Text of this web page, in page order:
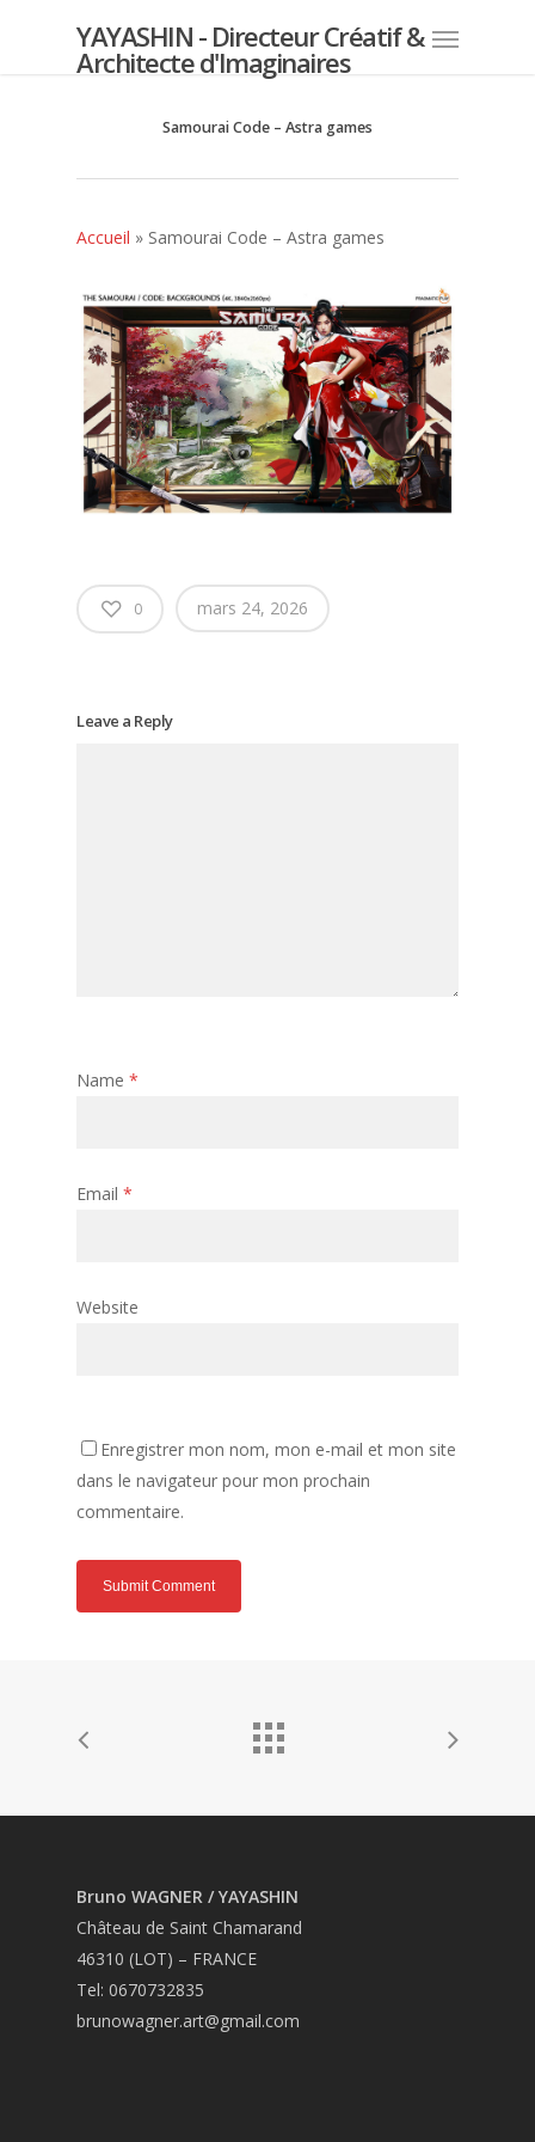
YAYASHIN - Directeur Créatif &
Architecte d'Imaginaires
Samourai Code – Astra games
Accueil » Samourai Code – Astra games
0 mars 24, 2026
Leave a Reply
Name *
Email *
Website
Enregistrer mon nom, mon e-mail et mon site
dans le navigateur pour mon prochain
commentaire.
Bruno WAGNER / YAYASHIN
Château de Saint Chamarand
46310 (LOT) – FRANCE
Tel: 0670732835
brunowagner.art@gmail.com